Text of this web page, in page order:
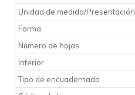
Unidad de medida/Presentación
Forma
Número de hojas
Interior
Tipo de encuadernado